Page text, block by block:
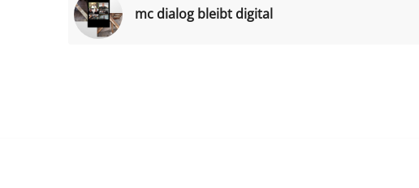
mc dialog bleibt digital